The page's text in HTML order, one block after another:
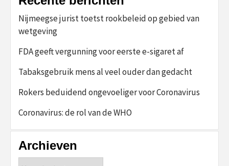
Nijmeegse jurist toetst rookbeleid op gebied van
wetgeving
FDA geeft vergunning voor eerste e-sigaret af
Tabaksgebruik mens al veel ouder dan gedacht
Rokers beduidend ongevoeliger voor Coronavirus
Coronavirus: de rol van de WHO
Archieven